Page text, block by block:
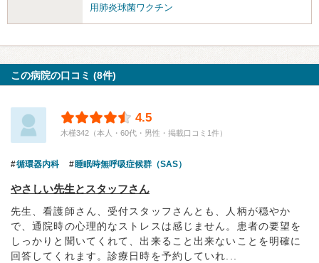
用肺炎球菌ワクチン
この病院の口コミ (8件)
4.5
木槿342（本人・60代・男性・掲載口コミ1件）
循環器内科 睡眠時無呼吸症候群（SAS）
やさしい先生とスタッフさん
先生、看護師さん、受付スタッフさんとも、人柄が穏やか
で、通院時の心理的なストレスは感じません。患者の要望を
しっかりと聞いてくれて、出来ること出来ないことを明確に
回答してくれます。診療日時を予約していれ...